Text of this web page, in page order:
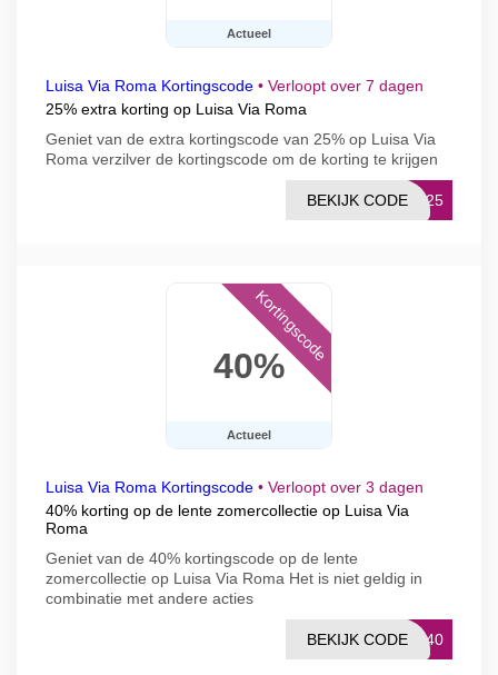
Actueel
Luisa Via Roma Kortingscode • Verloopt over 7 dagen
25% extra korting op Luisa Via Roma
Geniet van de extra kortingscode van 25% op Luisa Via
Roma verzilver de kortingscode om de korting te krijgen
EX25
BEKIJK CODE
40%
Actueel
Kortingscode
Luisa Via Roma Kortingscode • Verloopt over 3 dagen
40% korting op de lente zomercollectie op Luisa Via
Roma
Geniet van de 40% kortingscode op de lente
zomercollectie op Luisa Via Roma Het is niet geldig in
combinatie met andere acties
F40
BEKIJK CODE